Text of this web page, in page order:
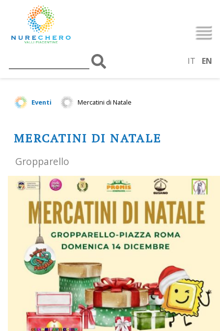
IT EN
Eventi Mercatini di Natale
MERCATINI DI NATALE
Gropparello